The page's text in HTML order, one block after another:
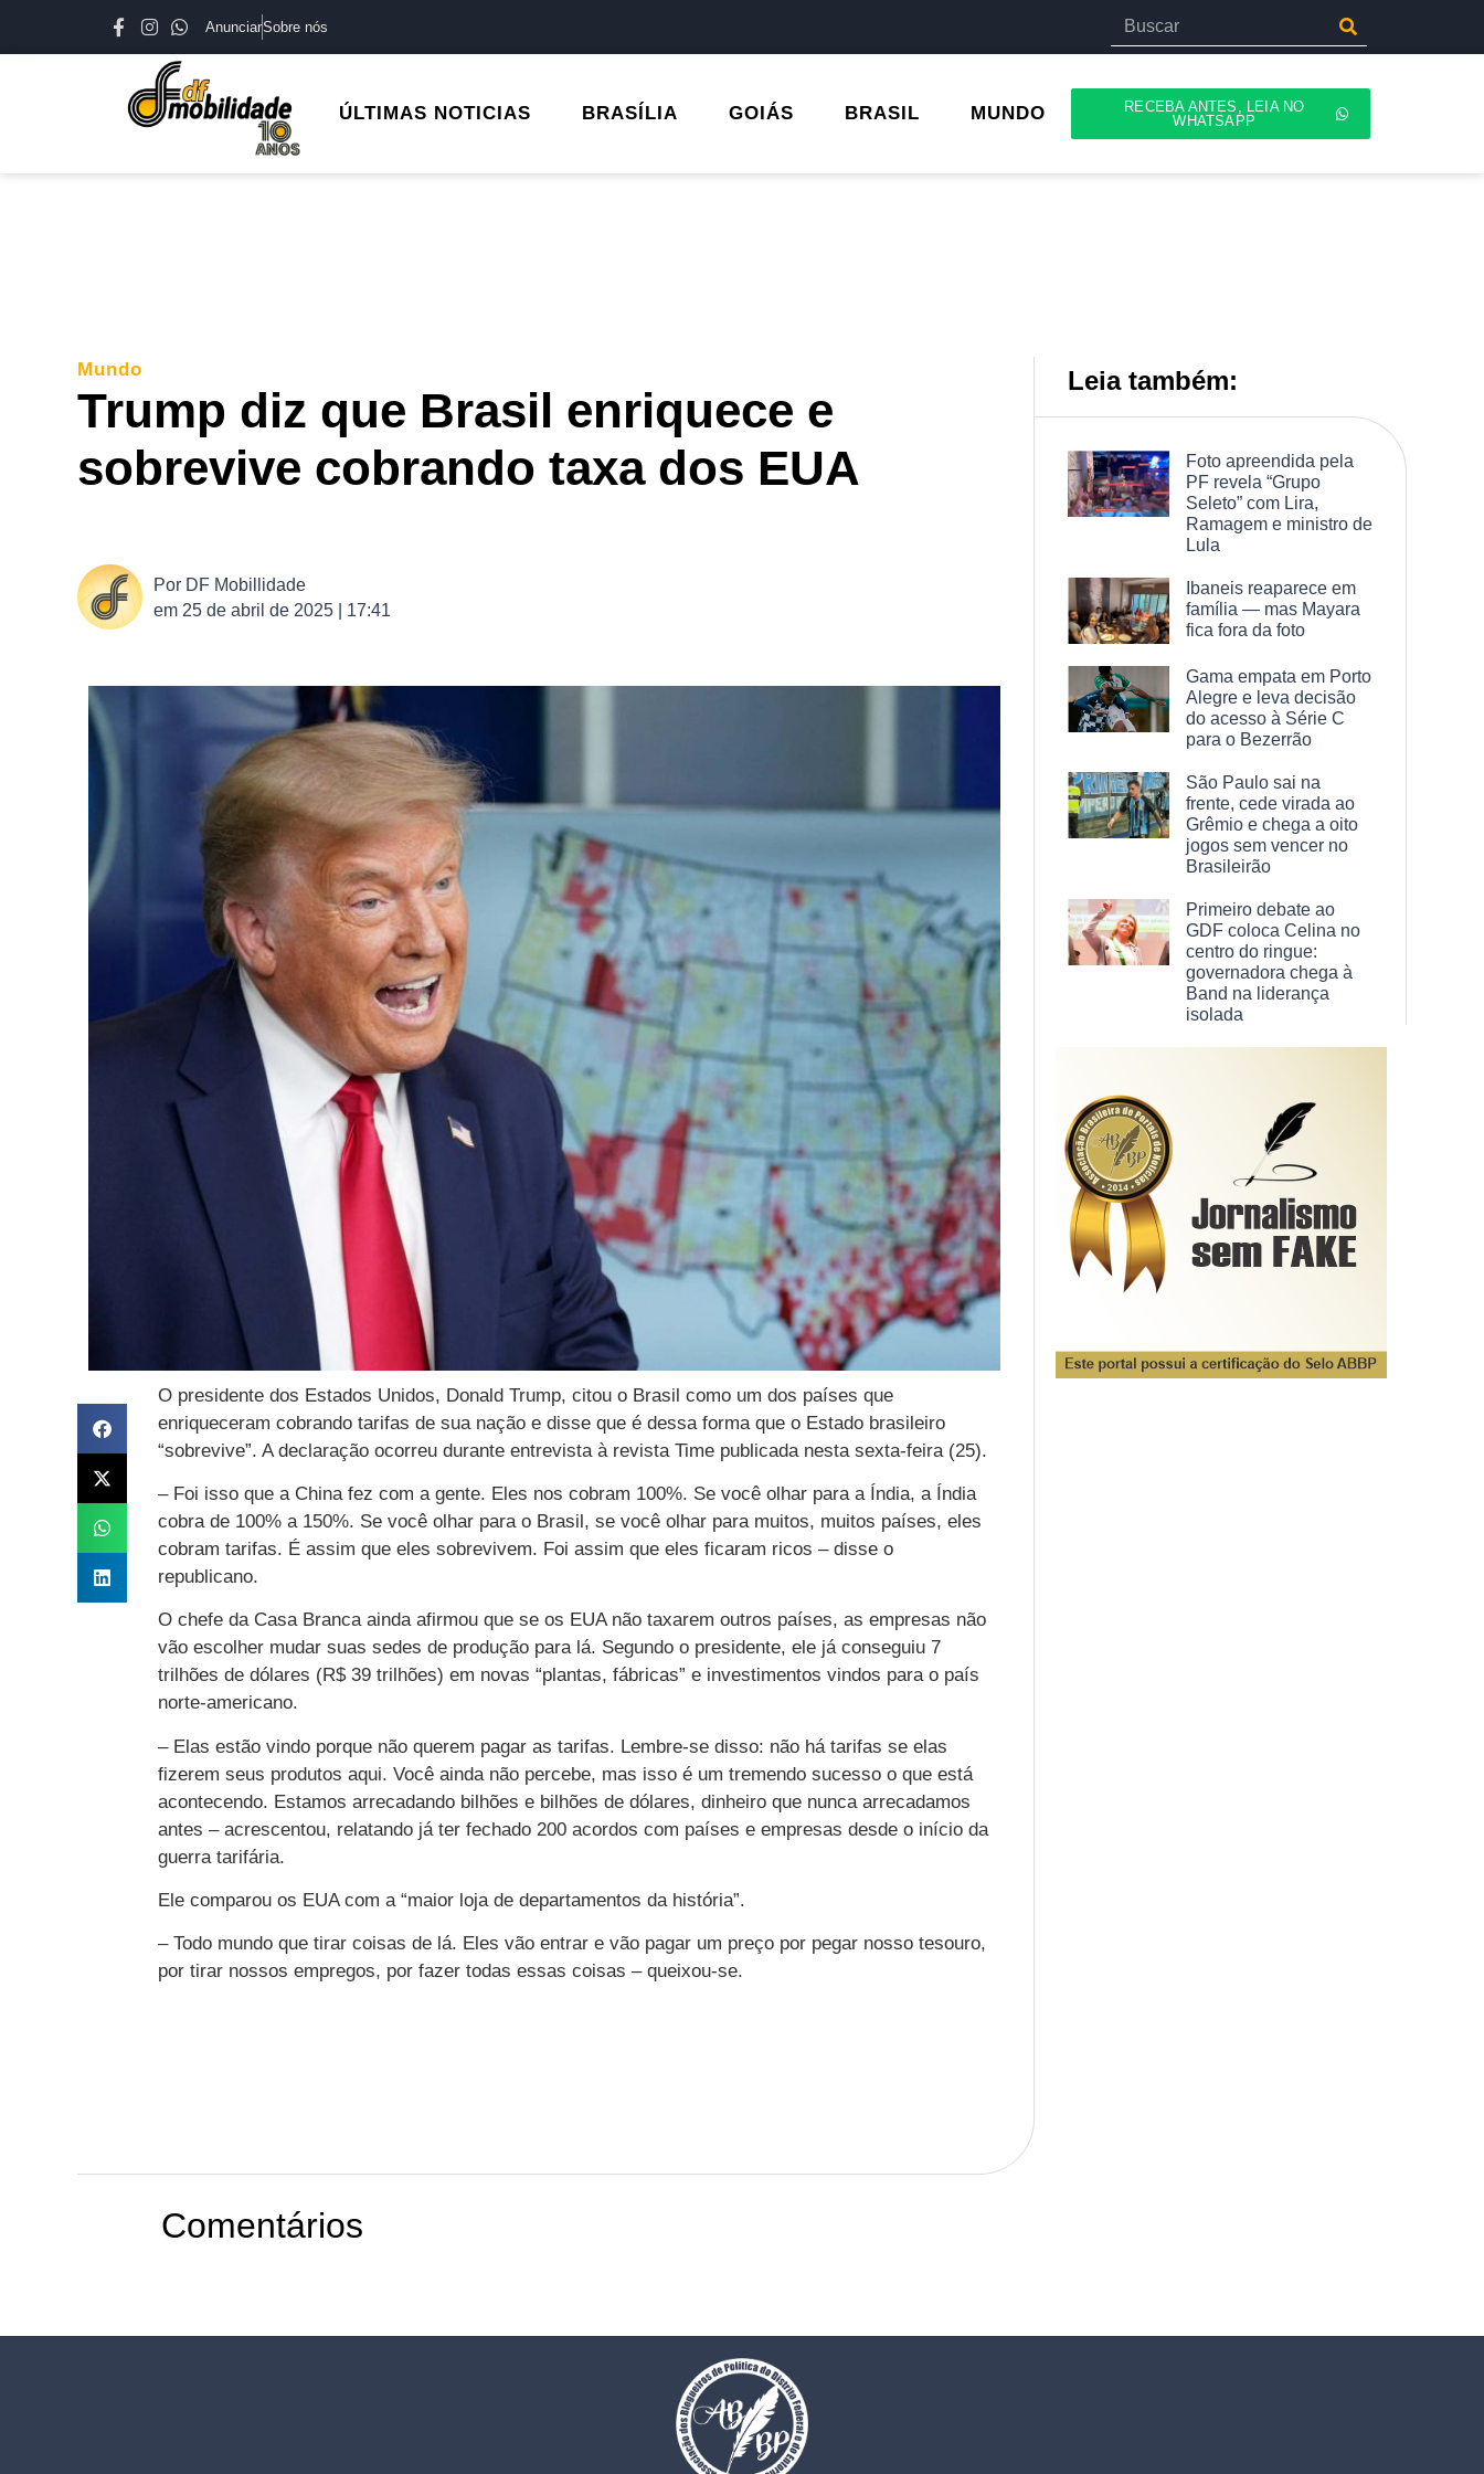
AnunciarSobre nós
ÚLTIMAS NOTICIAS BRASÍLIA GOIÁS BRASIL MUNDO
RECEBA ANTES, LEIA NO
WHATSAPP
Mundo
Trump diz que Brasil enriquece e
sobrevive cobrando taxa dos EUA
Por DF Mobillidade
em 25 de abril de 2025 | 17:41
O presidente dos Estados Unidos, Donald Trump, citou o Brasil como um dos países que
enriqueceram cobrando tarifas de sua nação e disse que é dessa forma que o Estado brasileiro
“sobrevive”. A declaração ocorreu durante entrevista à revista Time publicada nesta sexta-feira (25).
– Foi isso que a China fez com a gente. Eles nos cobram 100%. Se você olhar para a Índia, a Índia
cobra de 100% a 150%. Se você olhar para o Brasil, se você olhar para muitos, muitos países, eles
cobram tarifas. É assim que eles sobrevivem. Foi assim que eles ficaram ricos – disse o
republicano.
O chefe da Casa Branca ainda afirmou que se os EUA não taxarem outros países, as empresas não
vão escolher mudar suas sedes de produção para lá. Segundo o presidente, ele já conseguiu 7
trilhões de dólares (R$ 39 trilhões) em novas “plantas, fábricas” e investimentos vindos para o país
norte-americano.
– Elas estão vindo porque não querem pagar as tarifas. Lembre-se disso: não há tarifas se elas
fizerem seus produtos aqui. Você ainda não percebe, mas isso é um tremendo sucesso o que está
acontecendo. Estamos arrecadando bilhões e bilhões de dólares, dinheiro que nunca arrecadamos
antes – acrescentou, relatando já ter fechado 200 acordos com países e empresas desde o início da
guerra tarifária.
Ele comparou os EUA com a “maior loja de departamentos da história”.
– Todo mundo que tirar coisas de lá. Eles vão entrar e vão pagar um preço por pegar nosso tesouro,
por tirar nossos empregos, por fazer todas essas coisas – queixou-se.
Leia também:
Foto apreendida pela
PF revela “Grupo
Seleto” com Lira,
Ramagem e ministro de
Lula
Ibaneis reaparece em
família — mas Mayara
fica fora da foto
Gama empata em Porto
Alegre e leva decisão
do acesso à Série C
para o Bezerrão
São Paulo sai na
frente, cede virada ao
Grêmio e chega a oito
jogos sem vencer no
Brasileirão
Primeiro debate ao
GDF coloca Celina no
centro do ringue:
governadora chega à
Band na liderança
isolada
Comentários